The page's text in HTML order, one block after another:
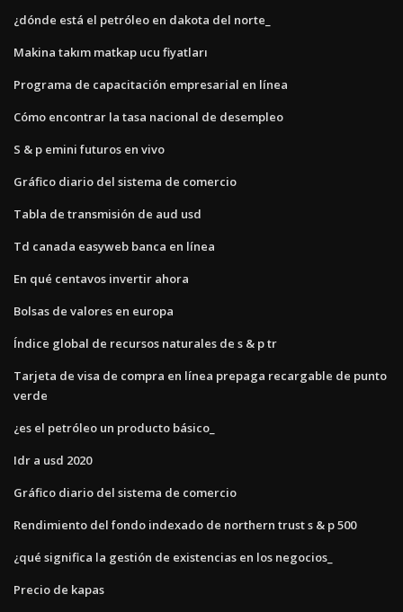
¿dónde está el petróleo en dakota del norte_
Makina takım matkap ucu fiyatları
Programa de capacitación empresarial en línea
Cómo encontrar la tasa nacional de desempleo
S & p emini futuros en vivo
Gráfico diario del sistema de comercio
Tabla de transmisión de aud usd
Td canada easyweb banca en línea
En qué centavos invertir ahora
Bolsas de valores en europa
Índice global de recursos naturales de s & p tr
Tarjeta de visa de compra en línea prepaga recargable de punto
verde
¿es el petróleo un producto básico_
Idr a usd 2020
Gráfico diario del sistema de comercio
Rendimiento del fondo indexado de northern trust s & p 500
¿qué significa la gestión de existencias en los negocios_
Precio de kapas